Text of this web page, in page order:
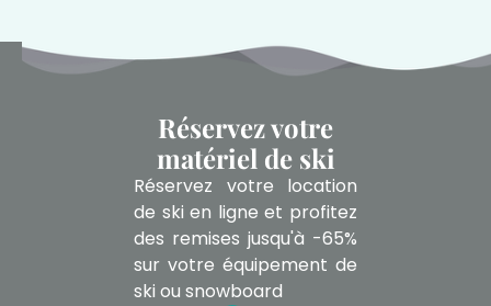
Réservez votre
matériel de ski
Réservez votre location
de ski en ligne et profitez
des remises jusqu'à -65%
sur votre équipement de
ski ou snowboard